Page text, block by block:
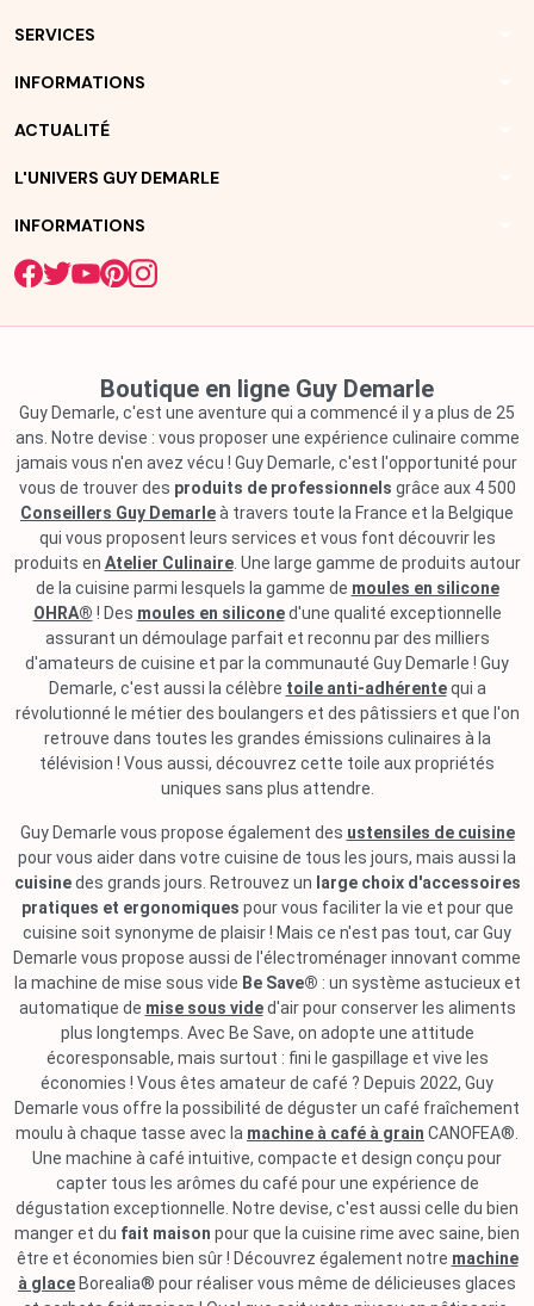
SERVICES
INFORMATIONS
ACTUALITÉ
L'UNIVERS GUY DEMARLE
INFORMATIONS
Boutique en ligne Guy Demarle
Guy Demarle, c'est une aventure qui a commencé il y a plus de 25
ans. Notre devise : vous proposer une expérience culinaire comme
jamais vous n'en avez vécu ! Guy Demarle, c'est l'opportunité pour
vous de trouver des produits de professionnels grâce aux 4 500
Conseillers Guy Demarleà travers toute la France et la Belgique
qui vous proposent leurs services et vous font découvrir les
produits en Atelier Culinaire. Une large gamme de produits autour
de la cuisine parmi lesquels la gamme de moules en silicone
OHRA® ! Des moules en siliconed'une qualité exceptionnelle
assurant un démoulage parfait et reconnu par des milliers
d'amateurs de cuisine et par la communauté Guy Demarle ! Guy
Demarle, c'est aussi la célèbre toile anti-adhérentequi a
révolutionné le métier des boulangers et des pâtissiers et que l'on
retrouve dans toutes les grandes émissions culinaires à la
télévision ! Vous aussi, découvrez cette toile aux propriétés
uniques sans plus attendre.
Guy Demarle vous propose également des ustensiles de cuisine
pour vous aider dans votre cuisine de tous les jours, mais aussi la
cuisinedes grands jours. Retrouvez un large choix d'accessoires
pratiques et ergonomiques pour vous faciliter la vie et pour que
cuisine soit synonyme de plaisir ! Mais ce n'est pas tout, car Guy
Demarle vous propose aussi de l'électroménager innovant comme
la machine de mise sous vide Be Save® : un système astucieux et
automatique de mise sous vided'air pour conserver les aliments
plus longtemps. Avec Be Save, on adopte une attitude
écoresponsable, mais surtout : fini le gaspillage et vive les
économies ! Vous êtes amateur de café ? Depuis 2022, Guy
Demarle vous offre la possibilité de déguster un café fraîchement
moulu à chaque tasse avec la machine à café à grain CANOFEA®.
Une machine à café intuitive, compacte et design conçu pour
capter tous les arômes du café pour une expérience de
dégustation exceptionnelle. Notre devise, c'est aussi celle du bien
manger et du fait maison pour que la cuisine rime avec saine, bien
être et économies bien sûr ! Découvrez également notre machine
à glace Borealia® pour réaliser vous même de délicieuses glaces